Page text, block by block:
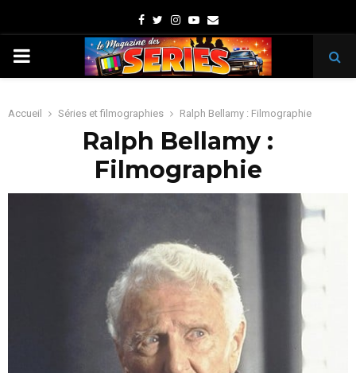
Facebook
TwitterInstagram
Youtube
Email
PRIMARY
Accueil Séries et filmographies Ralph Bellamy : Filmographie
Ralph Bellamy :
Filmographie